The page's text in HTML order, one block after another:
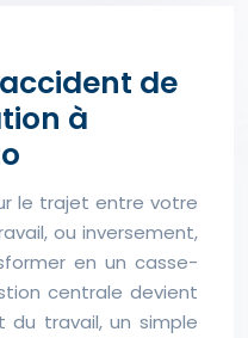
de
à
le trajet entre votre
ou inversement,
en un casse-
centrale devient
travail, un simple